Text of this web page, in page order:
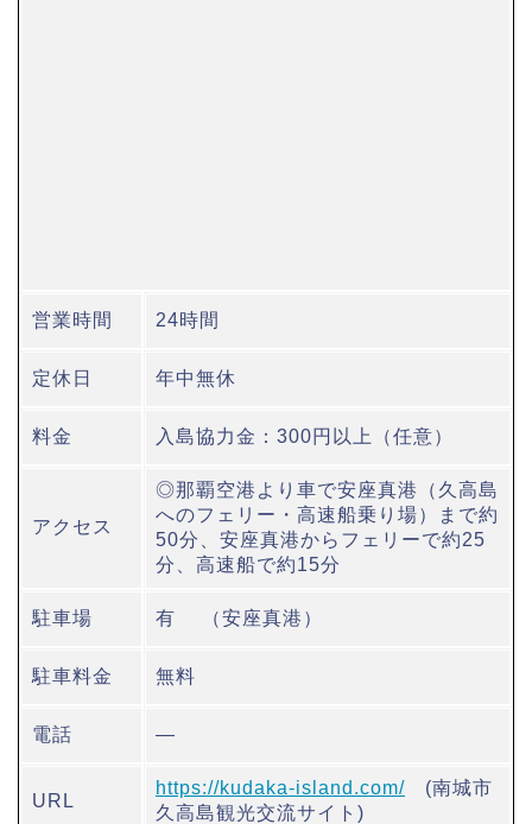
営業時間 24時間
定休日 年中無休
料金 入島協力金：300円以上（任意）
アクセス
◎那覇空港より車で安座真港（久高島
へのフェリー・高速船乗り場）まで約
50分、安座真港からフェリーで約25
分、高速船で約15分
駐車場 有 （安座真港）
駐車料金 無料
電話 ―
URL
https://kudaka-island.com/ (南城市
久高島観光交流サイト)